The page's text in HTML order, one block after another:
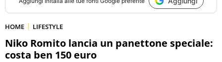
HOME LIFESTYLE
Niko Romito lancia un panettone speciale:
costa ben 150 euro